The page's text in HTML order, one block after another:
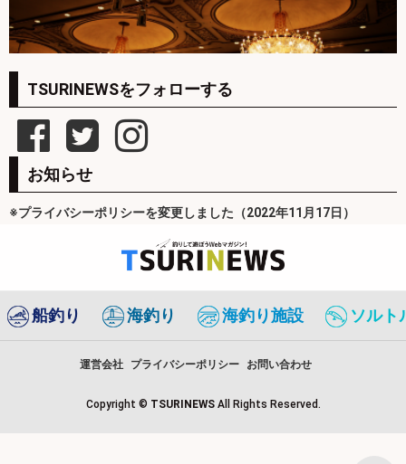
TSURINEWSをフォローする
お知らせ
※プライバシーポリシーを変更しました（2022年11月17日）
船釣り 海釣り 海釣り施設 ソルト
運営会社 プライバシーポリシー お問い合わせ
Copyright © TSURINEWS All Rights Reserved.